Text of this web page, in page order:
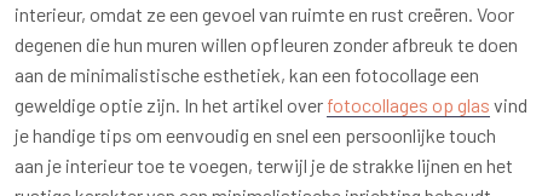
interieur, omdat ze een gevoel van ruimte en rust creëren. Voor
degenen die hun muren willen opfleuren zonder afbreuk te doen
aan de minimalistische esthetiek, kan een fotocollage een
geweldige optie zijn. In het artikel over fotocollages op glas vind
je handige tips om eenvoudig en snel een persoonlijke touch
aan je interieur toe te voegen, terwijl je de strakke lijnen en het